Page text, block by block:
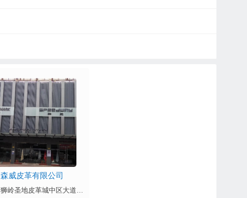
森威皮革有限公司